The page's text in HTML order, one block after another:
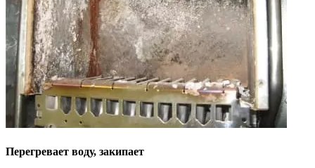
Перегревает воду, закипает